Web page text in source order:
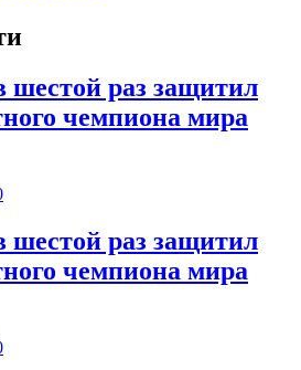
шестой раз защитил
чемпиона мира
шестой раз защитил
чемпиона мира